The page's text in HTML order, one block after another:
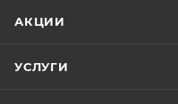
АКЦИИ
УСЛУГИ